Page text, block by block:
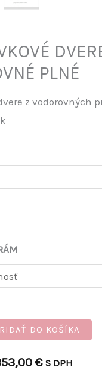
PLNÉ
z vodorovných
DO KOŠÍKA
€Price
S DPH